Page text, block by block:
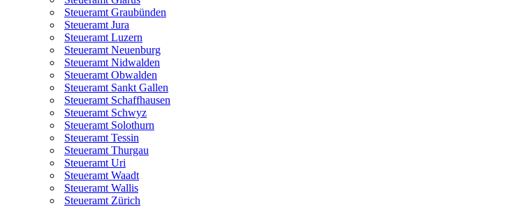
Steueramt Graubünden
Steueramt Jura
Steueramt Luzern
Steueramt Neuenburg
Steueramt Nidwalden
Steueramt Obwalden
Steueramt Sankt Gallen
Steueramt Schaffhausen
Steueramt Schwyz
Steueramt Solothurn
Steueramt Tessin
Steueramt Thurgau
Steueramt Uri
Steueramt Waadt
Steueramt Wallis
Steueramt Zürich